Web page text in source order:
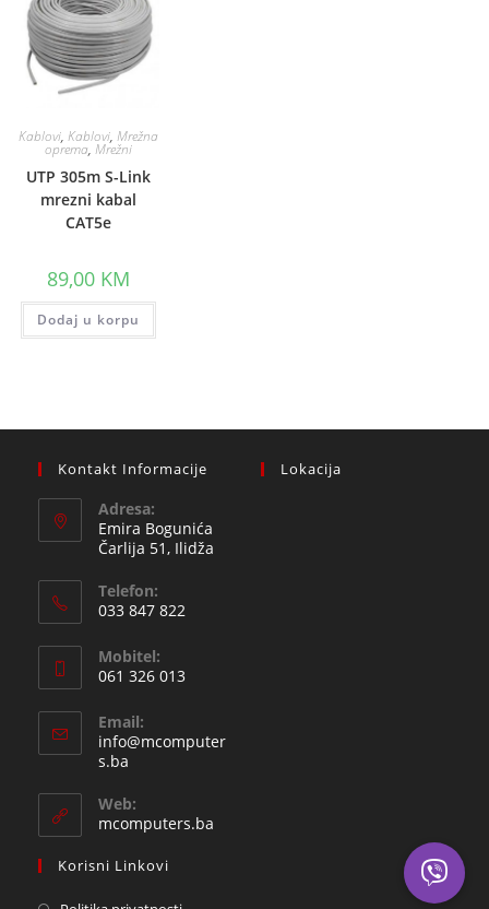
Kablovi,Kablovi,Mrežna
oprema,Mrežni
UTP 305m S-Link
mrezni kabal
CAT5e
89,00 KM
Dodaj u korpu
Kontakt Informacije
Adresa:
Emira Bogunića
Čarlija 51, Ilidža
Telefon:
033 847 822
in
your
application
Mobitel:
061 326 013
in
your
Email:
info@mcomputer
s.ba
your
application
Web:
mcomputers.ba
Korisni Linkovi
Lokacija